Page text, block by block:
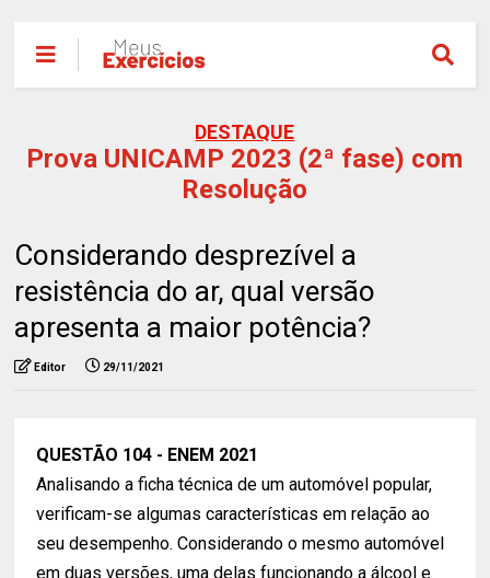
DESTAQUE
Prova UNICAMP 2023 (2ª fase) com
Resolução
Considerando desprezível a
resistência do ar, qual versão
apresenta a maior potência?
Editor 29/11/2021
QUESTÃO 104 - ENEM 2021
Analisando a ficha técnica de um automóvel popular,
verificam-se algumas características em relação ao
seu desempenho. Considerando o mesmo automóvel
em duas versões, uma delas funcionando a álcool e